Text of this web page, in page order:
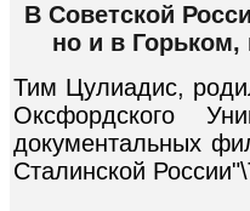
В Советской
но и в Горьком,
Тим Цулиадис,
Оксфордского
документальных
Сталинской